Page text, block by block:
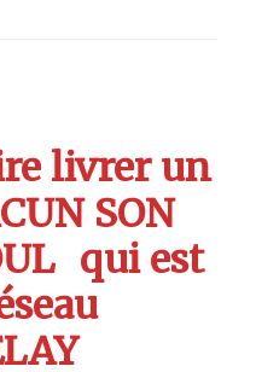
livrer un
SON
qui est